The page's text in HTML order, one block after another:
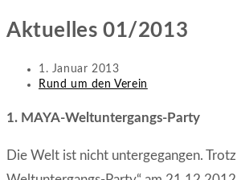
durchsuchen
Aktuelles 01/2013
Beitrag
veröffentlicht:
1. Januar 2013
Beitrags-
Rund um den Verein
1. MAYA-Weltuntergangs-Party
Die Welt ist nicht untergegangen.